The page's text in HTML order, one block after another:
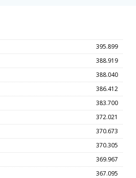
395.899
388.919
388.040
386.412
383.700
372.021
370.673
370.305
369.967
367.095